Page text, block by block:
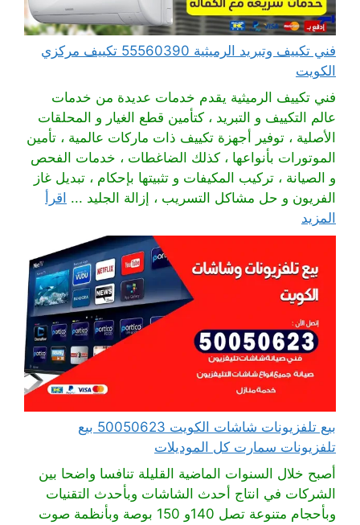
فني تكييف وتبريد الرميثية 55560390 تكييف مركزي
الكويت
فني تكييف الرميثية يقدم خدمات عديدة من خدمات
عالم التكييف و التبريد ، كتأمين قطع الغيار و المحلقات
الأصلية ، توفير أجهزة تكييف ذات ماركات عالمية ، تأمين
الموتورات بأنواعها ، كذلك الضاغطات ، خدمات الفحص
و الصيانة ، تركيب المكيفات و تثبيتها بإحكام ، تبديل غاز
الفريون و حل مشاكل التسريب ، إزالة الجليد ... اقرأ
المزيد
بيع تلفزيونات شاشات الكويت 50050623 بيع
تلفزيونات سمارت كل الموديلات
أصبح خلال السنوات الماضية القليلة تنافسا واضحا بين
الشركات في انتاج أحدث الشاشات وبأحدث التقنيات
وبأحجام متنوعة تصل 140و 150 بوصة وبأنظمة صوت